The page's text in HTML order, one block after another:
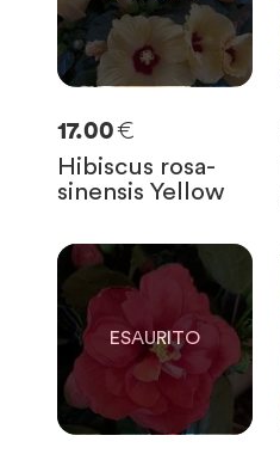
17.00€
Hibiscus rosa-
sinensis Yellow
0
SOLO
RIMASTE